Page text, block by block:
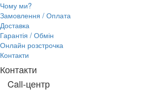
Чому ми?
Замовлення / Оплата
Доставка
Гарантія / Обмін
Онлайн розстрочка
Контакти
Контакти
Call-центр